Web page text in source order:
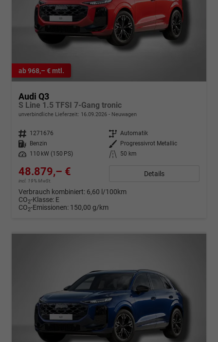
ab 968,– € mtl.
Audi Q3
S Line 1.5 TFSI 7-Gang tronic
unverbindliche Lieferzeit: 16.09.2026 Neuwagen
Fahrzeugnr. 1271676 Getriebe Automatik
Kraftstoff
Benzin Außenfarbe
Progressivrot Metallic
Leistung
110 kW (150 PS) Kilometerstand 50 km
48.879,– €
incl. 19% MwSt.
Details
Verbrauch kombiniert: 6,60 l/100km
CO2-Klasse: E
CO2-Emissionen: 150,00 g/km